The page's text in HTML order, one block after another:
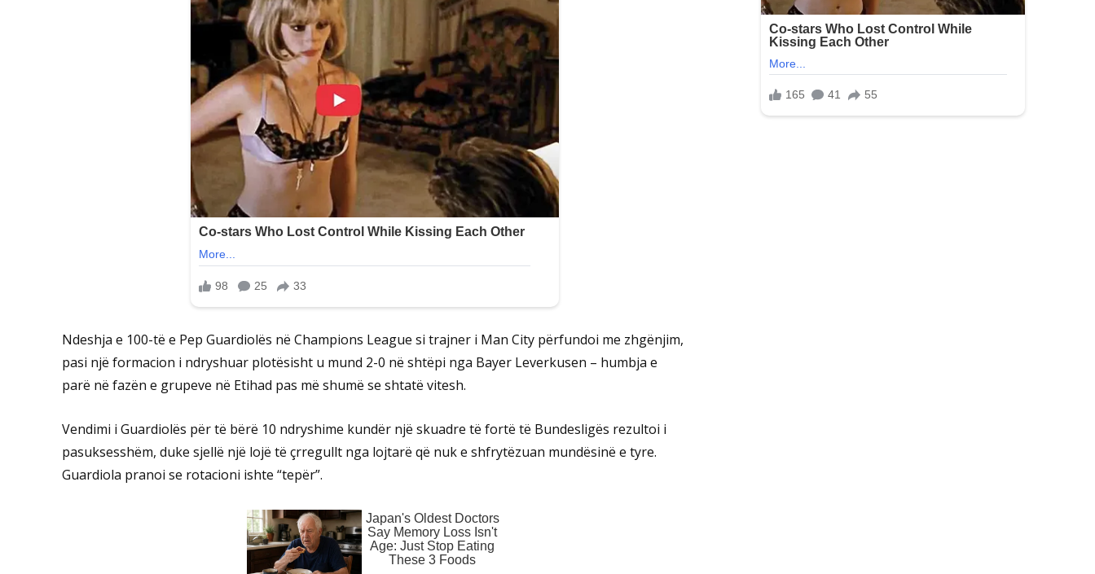
Ndeshja e 100-të e Pep Guardiolës në Champions League si trajner i Man City përfundoi me zhgënjim,
pasi një formacion i ndryshuar plotësisht u mund 2-0 në shtëpi nga Bayer Leverkusen – humbja e
parë në fazën e grupeve në Etihad pas më shumë se shtatë vitesh.
Vendimi i Guardiolës për të bërë 10 ndryshime kundër një skuadre të fortë të Bundesligës rezultoi i
pasuksesshëm, duke sjellë një lojë të çrregullt nga lojtarë që nuk e shfrytëzuan mundësinë e tyre.
Guardiola pranoi se rotacioni ishte “tepër”.